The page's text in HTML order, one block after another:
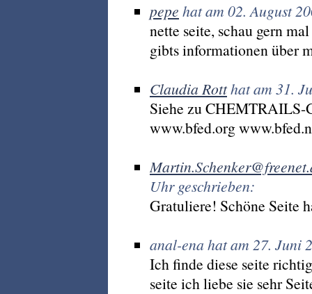
pepe hat am 02. August
nette seite, schau gern
gibts informationen über
Claudia Rotthat am 31.
Siehe zu CHEMTRAILS-
www.bfed.org
Uhr geschrieben:
Gratuliere! Schöne Seite
anal-ena hat am 27. Juni
Ich finde diese seite
seite ich liebe sie sehr